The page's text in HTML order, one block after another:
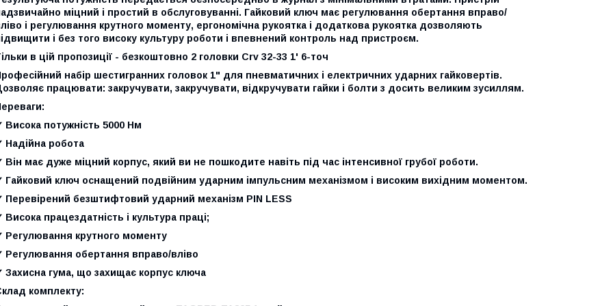
міцний і простий в обслуговуванні. Гайковий ключ має регулювання обертання вправо/
і регулювання крутного моменту, ергономічна рукоятка і додаткова рукоятка дозволяють
і без того високу культуру роботи і впевнений контроль над пристроєм.
в цій пропозиції - безкоштовно 2 головки Crv 32-33 1' 6-точ
набір шестигранних головок 1" для пневматичних і електричних ударних гайковертів.
працювати: закручувати, закручувати, відкручувати гайки і болти з досить великим зусиллям.
Висока потужність 5000 Нм
Надійна робота
Він має дуже міцний корпус, який ви не пошкодите навіть під час інтенсивної грубої роботи.
Гайковий ключ оснащений подвійним ударним імпульсним механізмом і високим вихідним моментом.
Перевірений безштифтовий ударний механізм PIN LESS
Висока працездатність і культура праці;
Регулювання крутного моменту
Регулювання обертання вправо/вліво
Захисна гума, що захищає корпус ключа
комплекту: